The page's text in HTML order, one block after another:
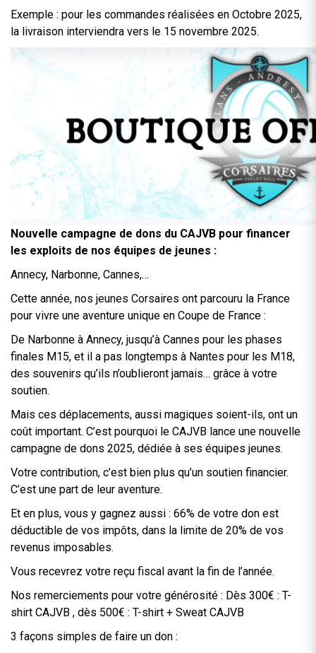
Exemple : pour les commandes réalisées en Octobre 2025,
la livraison interviendra vers le 15 novembre 2025.
Nouvelle campagne de dons du CAJVB pour financer
les exploits de nos équipes de jeunes :
Annecy, Narbonne, Cannes,…
Cette année, nos jeunes Corsaires ont parcouru la France
pour vivre une aventure unique en Coupe de France :
De Narbonne à Annecy, jusqu’à Cannes pour les phases
finales M15, et il a pas longtemps à Nantes pour les M18,
des souvenirs qu’ils n’oublieront jamais… grâce à votre
soutien.
Mais ces déplacements, aussi magiques soient-ils, ont un
coût important. C’est pourquoi le CAJVB lance une nouvelle
campagne de dons 2025, dédiée à ses équipes jeunes.
Votre contribution, c’est bien plus qu’un soutien financier.
C’est une part de leur aventure.
Et en plus, vous y gagnez aussi : 66% de votre don est
déductible de vos impôts, dans la limite de 20% de vos
revenus imposables.
Vous recevrez votre reçu fiscal avant la fin de l’année.
Nos remerciements pour votre générosité : Dès 300€ : T-
shirt CAJVB , dès 500€ : T-shirt + Sweat CAJVB
3 façons simples de faire un don :